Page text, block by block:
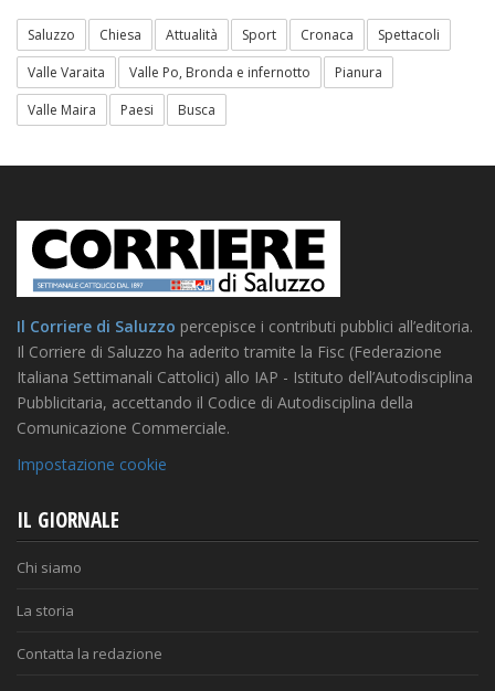
Saluzzo Chiesa Attualità Sport Cronaca
Spettacoli
Valle Varaita
Valle Po, Bronda e infernotto
Pianura
Valle Maira
Paesi Busca
Il Corriere di Saluzzo percepisce i contributi pubblici all’editoria.
Il Corriere di Saluzzo ha aderito tramite la Fisc (Federazione
Italiana Settimanali Cattolici) allo IAP - Istituto dell’Autodisciplina
Pubblicitaria, accettando il Codice di Autodisciplina della
Comunicazione Commerciale.
Impostazione cookie
IL GIORNALE
Chi siamo
La storia
Contatta la redazione